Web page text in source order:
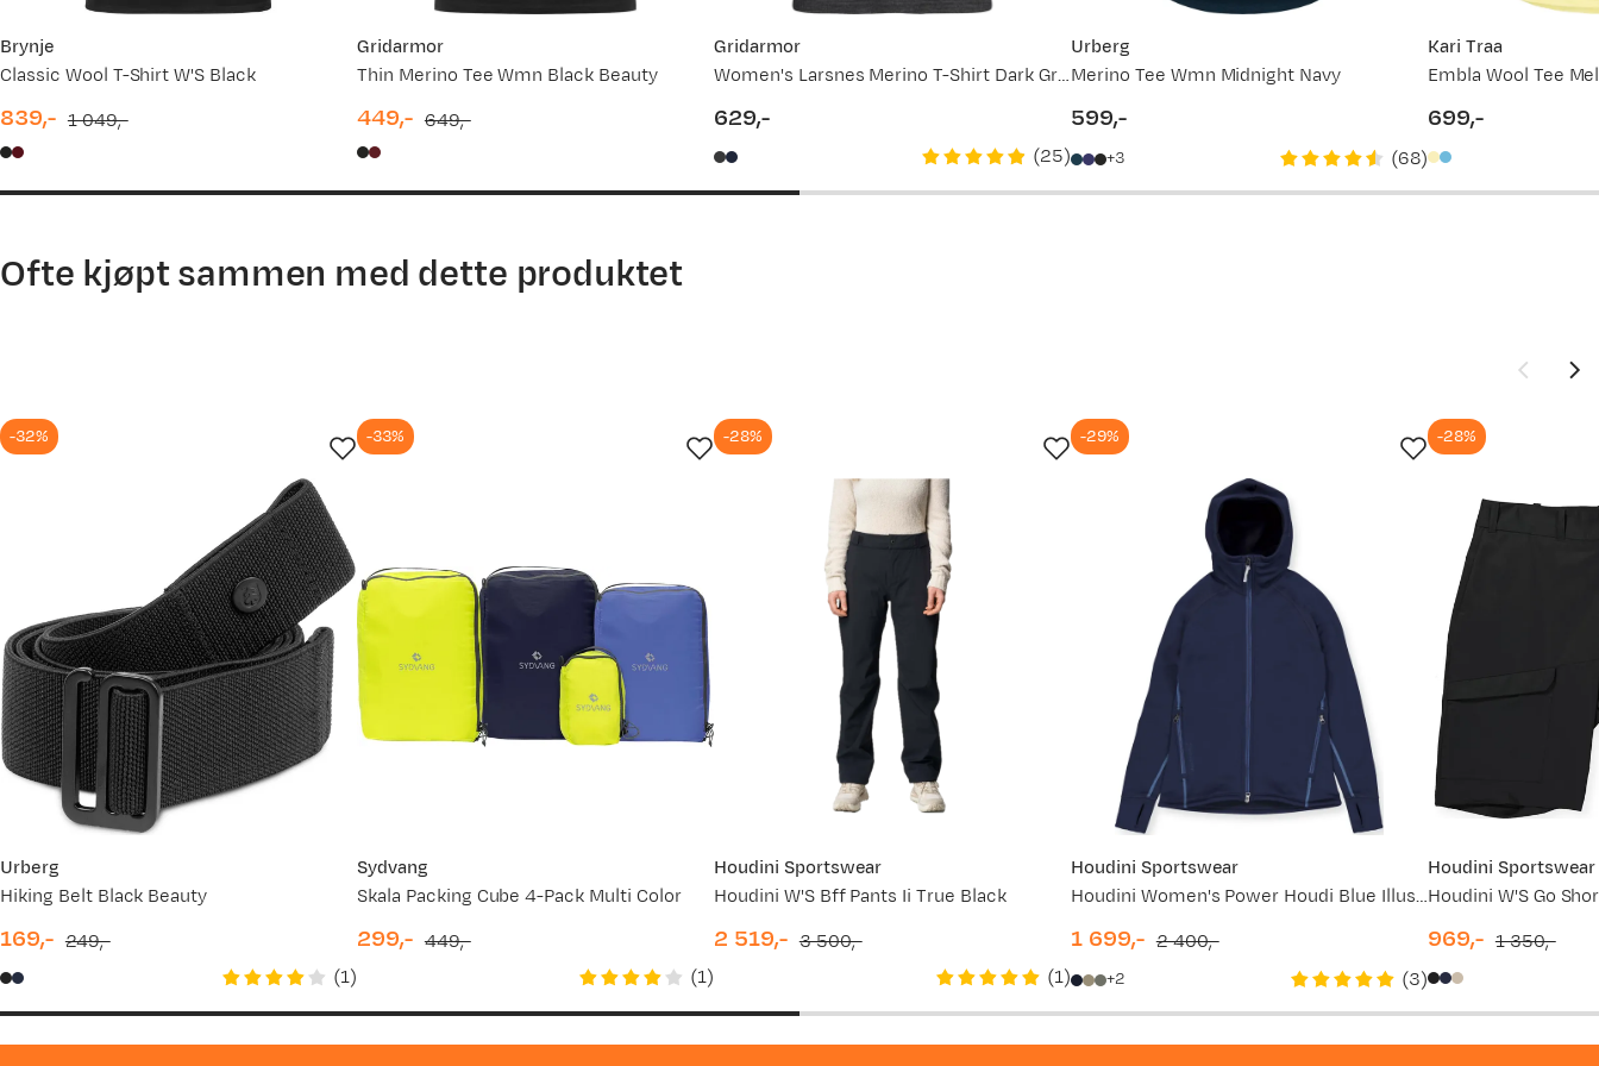
1 år siden
Valgt farge: Sage Green
04.12.2025 649,-
06.08.2025 900,-
Brynje
Classic Wool T-Shirt W'S Black
discounted
839,-
original
1 049,-
Gridarmor
Thin Merino Tee Wmn Black Beauty
discounted
449,-
original
649,-
Gridarmor
Women's Larsnes Merino T-Shirt Dark Grey Melange
629,-
(25)
Urberg
Merino Tee Wmn Midnight Navy
599,-
3 (68)
Kari Traa
Embla Wool Tee
699,-
Ofte kjøpt sammen med dette produktet
Urberg
Hiking Belt Black Beauty
-32%
price
169,-
price
249,-
(1)
Sydvang
Skala Packing Cube 4-Pack Multi Color
-33%
299,- 449,-
(1)
Houdini Sportswear
Houdini W'S Bff Pants Ii True Black
-28%
2 519,- 3 500,-
(1)
Houdini Sportswear
Houdini Women's Power Houdi Blue Illusion
-29%
price
1 699,-
price
2 400,-
2 (3)
Houdini Sportswear
Houdini W'S Go
-28%
price
969,-
price
1 350,-